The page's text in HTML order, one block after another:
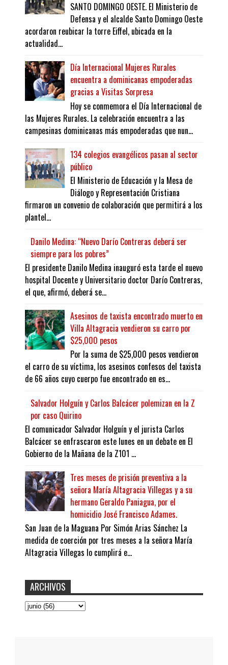
SANTO DOMINGO OESTE. El Ministerio de
Defensa y el alcalde Santo Domingo Oeste
acordaron reubicar la torre Eiffel, ubicada en la
actualidad...
Día Internacional Mujeres Rurales
encuentra a dominicanas empoderadas
gracias a Visitas Sorpresa
Hoy se conmemora el Día Internacional de
las Mujeres Rurales. La celebración encuentra a las
campesinas dominicanas más empoderadas que nun...
134 colegios evangélicos pasan al sector
público
El Ministerio de Educación y la Mesa de
Diálogo y Representación Cristiana
firmaron un convenio de colaboración que permitirá a los
plantel...
Danilo Medina: “Nuevo Darío Contreras deberá ser
siempre para los pobres”
El presidente Danilo Medina inauguró esta tarde el nuevo
hospital Docente y Universitario doctor Darío Contreras,
el que, afirmó, deberá se...
Asesinos de taxista encontrado muerto en
Villa Altagracia vendieron su carro por
$25,000 pesos
Por la suma de $25,000 pesos vendieron
el carro de su víctima, los asesinos confesos del taxista
de 66 años cuyo cuerpo fue encontrado en es...
Salvador Holguín y Carlos Balcácer polemizan en la Z
por caso Quirino
El comunicador Salvador Holguín y el jurista Carlos
Balcácer se enfrascaron este lunes en un debate en El
Gobierno de la Mañana de la Z101 ...
Tres meses de prisión preventiva a la
señora María Altagracia Villegas y a su
hermano Geraldo Paniagua, por el
homicidio José Francisco Adames.
San Juan de la Maguana Por Simón Arias Sánchez La
medida de coerción por tres meses a la señora María
Altagracia Villegas lo cumplirá e...
ARCHIVOS